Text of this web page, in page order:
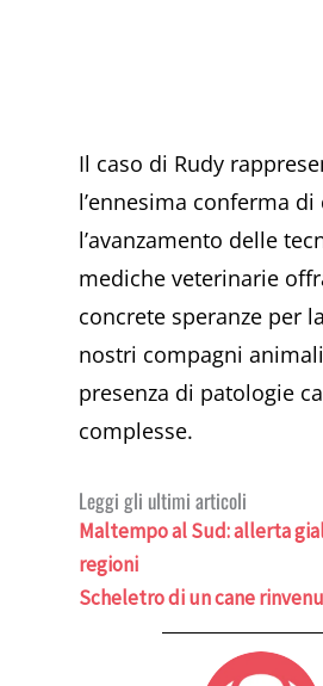
Il caso di Rudy
l’ennesima conferma di
l’avanzamento delle
mediche veterinarie
concrete speranze per
nostri compagni
presenza di patologie
complesse.
Leggi gli ultimi articoli
Maltempo al Sud: allerta
regioni
Scheletro di un cane